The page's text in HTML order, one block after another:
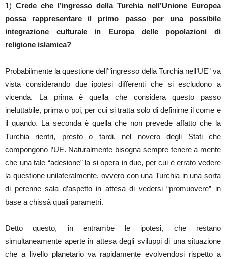
1) Crede che l’ingresso della Turchia nell’Unione Europea
possa rappresentare il primo passo per una possibile
integrazione culturale in Europa delle popolazioni di
religione islamica?
Probabilmente la questione dell’“ingresso della Turchia nell’UE” va
vista considerando due ipotesi differenti che si escludono a
vicenda. La prima è quella che considera questo passo
ineluttabile, prima o poi, per cui si tratta solo di definirne il come e
il quando. La seconda è quella che non prevede affatto che la
Turchia rientri, presto o tardi, nel novero degli Stati che
compongono l’UE. Naturalmente bisogna sempre tenere a mente
che una tale “adesione” la si opera in due, per cui è errato vedere
la questione unilateralmente, ovvero con una Turchia in una sorta
di perenne sala d’aspetto in attesa di vedersi “promuovere” in
base a chissà quali parametri.
Detto questo, in entrambe le ipotesi, che restano
simultaneamente aperte in attesa degli sviluppi di una situazione
che a livello planetario va rapidamente evolvendosi rispetto a